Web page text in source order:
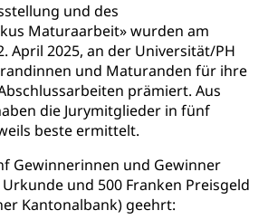
und des
Maturaarbeit» wurden am
April 2025, an der Universität/PH
und Maturanden für ihre
prämiert. Aus
die Jurymitglieder in fünf
beste ermittelt.
Gewinnerinnen und Gewinner
und 500 Franken Preisgeld
Kantonalbank) geehrt:
und Hochschulbibliothek
der Denkmalpflege
Bibliotheken
Kultur
(Luzern Tourismus)
Denkmalpflege,
Kulturerbe, kulturelles Erbe,
Vermittlung, Selektive
Kulturpreis,
Recherche,
Kunst, Theater/Tanz,
Programmbeiträge,
Förderfonds,